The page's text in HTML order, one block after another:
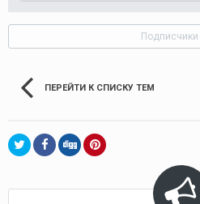
Подписчики
ПЕРЕЙТИ К СПИСКУ ТЕМ